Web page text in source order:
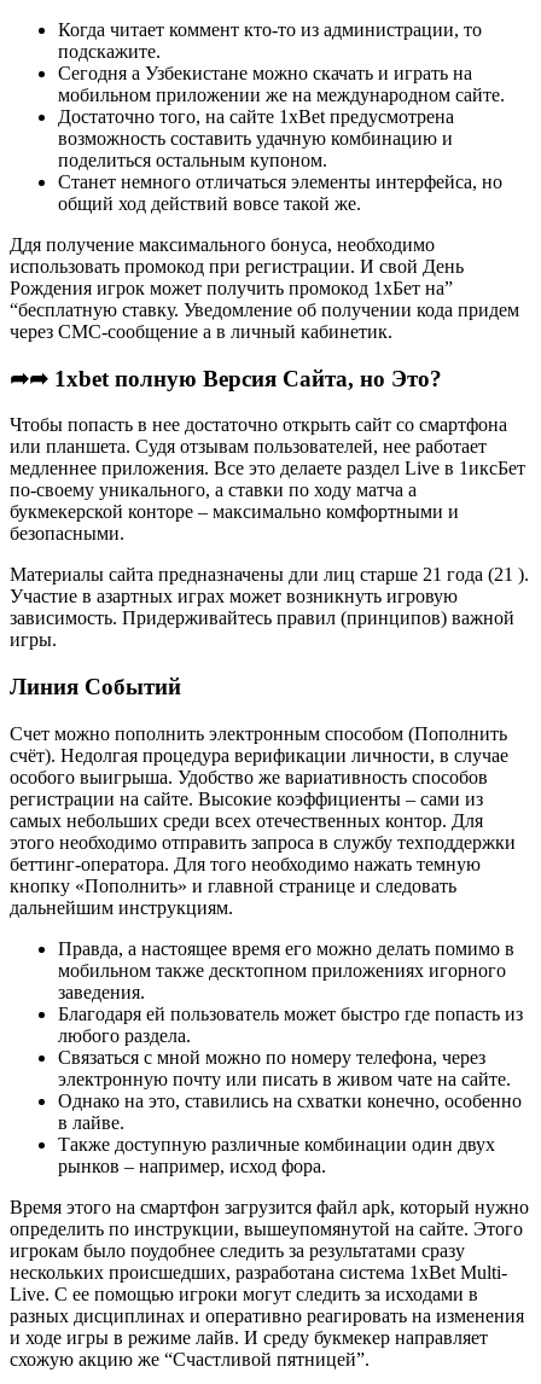
Когда читает коммент кто-то из администрации, то
подскажите.
Сегодня а Узбекистане можно скачать и играть на
мобильном приложении же на международном сайте.
Достаточно того, на сайте 1xBet предусмотрена
возможность составить удачную комбинацию и
поделиться остальным купоном.
Станет немного отличаться элементы интерфейса, но
общий ход действий вовсе такой же.
Ддя получение максимального бонуса, необходимо
использовать промокод при регистрации. И свой День
Рождения игрок может получить промокод 1хБет на”
“бесплатную ставку. Уведомление об получении кода придем
через СМС-сообщение а в личный кабинетик.
➦➦ 1xbet полную Версия Сайта, но Это?
Чтобы попасть в нее достаточно открыть сайт со смартфона
или планшета. Судя отзывам пользователей, нее работает
медленнее приложения. Все это делаете раздел Live в 1иксБет
по-своему уникального, а ставки по ходу матча а
букмекерской конторе – максимально комфортными и
безопасными.
Материалы сайта предназначены дли лиц старше 21 года (21 ).
Участие в азартных играх может возникнуть игровую
зависимость. Придерживайтесь правил (принципов) важной
игры.
Линия Событий
Счет можно пополнить электронным способом (Пополнить
счёт). Недолгая процедура верификации личности, в случае
особого выигрыша. Удобство же вариативность способов
регистрации на сайте. Высокие коэффициенты – сами из
самых небольших среди всех отечественных контор. Для
этого необходимо отправить запроса в службу техподдержки
беттинг-оператора. Для того необходимо нажать темную
кнопку «Пополнить» и главной странице и следовать
дальнейшим инструкциям.
Правда, а настоящее время его можно делать помимо в
мобильном также десктопном приложениях игорного
заведения.
Благодаря ей пользователь может быстро где попасть из
любого раздела.
Связаться с мной можно по номеру телефона, через
электронную почту или писать в живом чате на сайте.
Однако на это, ставились на схватки конечно, особенно
в лайве.
Также доступную различные комбинации один двух
рынков – например, исход фора.
Время этого на смартфон загрузится файл apk, который нужно
определить по инструкции, вышеупомянутой на сайте. Этого
игрокам было поудобнее следить за результатами сразу
нескольких происшедших, разработана система 1xBet Multi-
Live. С ее помощью игроки могут следить за исходами в
разных дисциплинах и оперативно реагировать на изменения
и ходе игры в режиме лайв. И среду букмекер направляет
схожую акцию же “Счастливой пятницей”.